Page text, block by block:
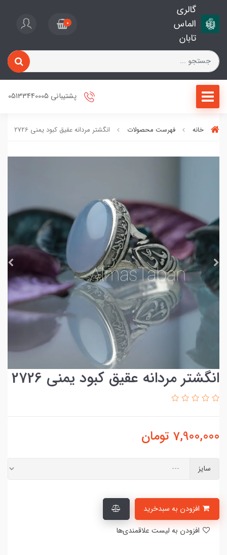
گالری
الماس
تابان
0
پشتیبانی 05133440005
خانه فهرست محصولات انگشتر مردانه عقیق کبود یمنی 2726
انگشتر مردانه عقیق کبود یمنی 2726
7,900,000 تومان
سایز